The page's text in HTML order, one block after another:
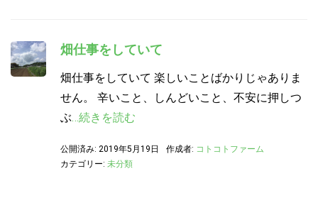
畑仕事をしていて
畑仕事をしていて 楽しいことばかりじゃありま
せん。 辛いこと、しんどいこと、不安に押しつ
ぶ…続きを読む
公開済み: 2019年5月19日 作成者: コトコトファーム
カテゴリー: 未分類